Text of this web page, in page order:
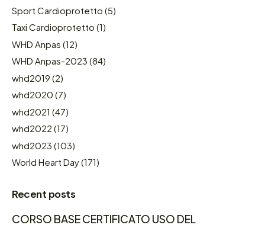
Sport Cardioprotetto (5)
Taxi Cardioprotetto (1)
WHD Anpas (12)
WHD Anpas-2023 (84)
whd2019 (2)
whd2020 (7)
whd2021 (47)
whd2022 (17)
whd2023 (103)
World Heart Day(171)
Recent posts
CORSO BASE CERTIFICATO USO DEL